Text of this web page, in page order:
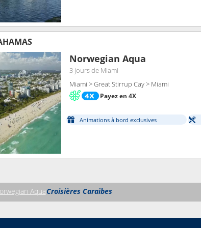
Norwegian Aqua
3 joursde Miami
Miami > Great Stirrup Cay > Miami
Payez en 4X
Animations à bord exclusives
AquaCroisières Caraïbes